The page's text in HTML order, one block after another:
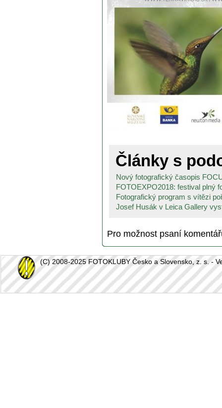
Články s
Nový fotografický časopis
FOTOEXPO2018: festival plný
Fotografický program s vítězi
Josef Husák v Leica Gallery
Pro možnost psaní
(C) 2008-2025 FOTOKLUBY Česko a Slovensko, z. s. -